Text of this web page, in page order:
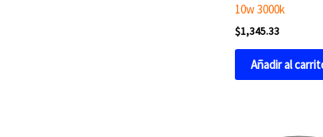
10w 3000k
$1,345.33
Añadir al